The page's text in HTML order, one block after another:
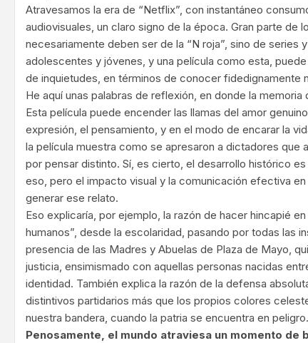
Atravesamos la era de “Netflix”, con instantáneo
audiovisuales, un claro signo de la época. Gran parte de
necesariamente deben ser de la “N roja”, sino de series
adolescentes y jóvenes, y una película como esta,
de inquietudes, en términos de conocer fidedignamente
He aquí unas palabras de reflexión, en donde la
Esta película puede encender las llamas del amor
expresión, el pensamiento, y en el modo de encarar la
la película muestra como se apresaron a dictadores que
por pensar distinto. Sí, es cierto, el desarrollo histórico
eso, pero el impacto visual y la comunicación efectiva
generar ese relato.
Eso explicaría, por ejemplo, la razón de hacer hincapié
humanos”, desde la escolaridad, pasando por todas las
presencia de las Madres y Abuelas de Plaza de Mayo,
justicia, ensimismado con aquellas personas nacidas
identidad. También explica la razón de la defensa
distintivos partidarios más que los propios colores
nuestra bandera, cuando la patria se encuentra en peligro.
Penosamente, el mundo atraviesa un momento de